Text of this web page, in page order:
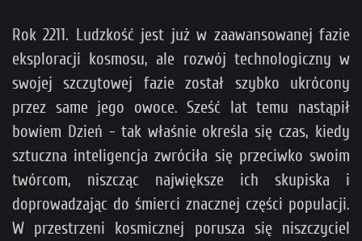
Rok 2211. Ludzkość jest już w zaawansowanej fazie
eksploracji kosmosu, ale rozwój technologiczny w
swojej szczytowej fazie został szybko ukrócony
przez same jego owoce. Sześć lat temu nastąpił
bowiem Dzień - tak właśnie określa się czas, kiedy
sztuczna inteligencja zwróciła się przeciwko swoim
twórcom, niszcząc największe ich skupiska i
doprowadzając do śmierci znacznej części populacji.
W przestrzeni kosmicznej porusza się niszczyciel